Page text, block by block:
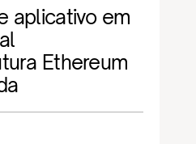
aplicativo em
Ethereum